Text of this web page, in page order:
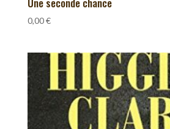
0,00€